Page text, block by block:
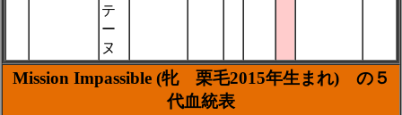
テ
ー
ヌ
Mission Impassible (牝 栗毛2015年生まれ) の５
代血統表